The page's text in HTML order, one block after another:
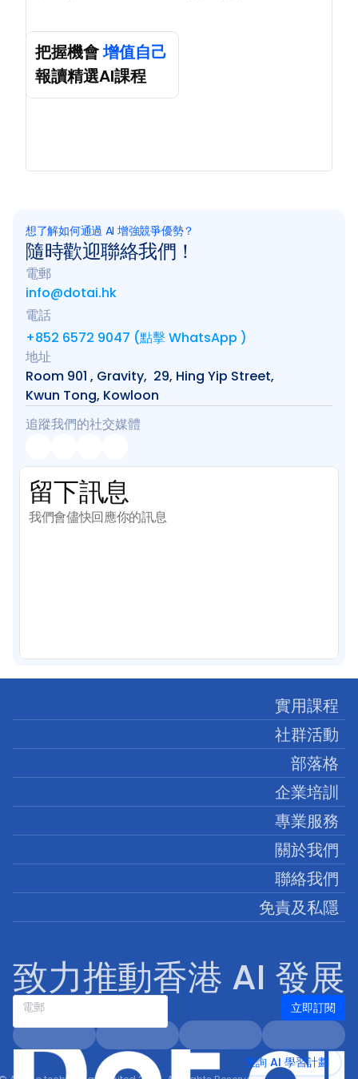
把握機會 增值自己
報讀精選AI課程
想了解如何通過 AI 增強競爭優勢？
隨時歡迎聯絡我們！
電郵
info@dotai.hk
電話
+852 6572 9047 (點擊 WhatsApp )
地址
Room 901 , Gravity,  29, Hing Yip Street,
Kwun Tong, Kowloon
追蹤我們的社交媒體
留下訊息
我們會儘快回應你的訊息
查詢 AI 學習計劃
致力推動香港 AI 發展
電郵 立即訂閱
實用課程
社群活動
部落格
企業培訓
專業服務
關於我們
聯絡我們
免責及私隱